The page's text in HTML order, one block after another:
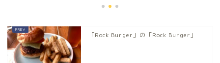
「Rock Burger」の「Rock Burger」